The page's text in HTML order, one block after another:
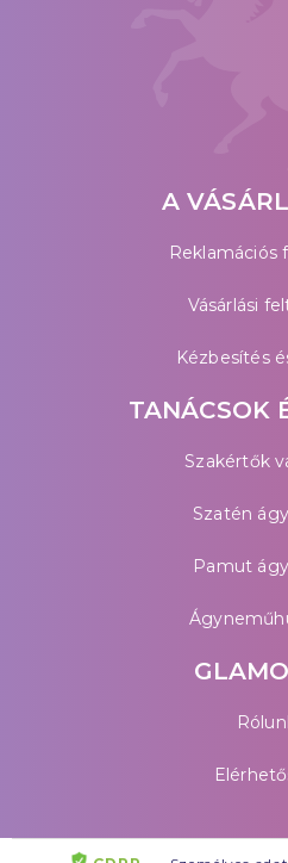
A
Reklamációs
Vásárlási
Kézbesítés
TANÁCSOK
Szakértők
Szatén
Pamut